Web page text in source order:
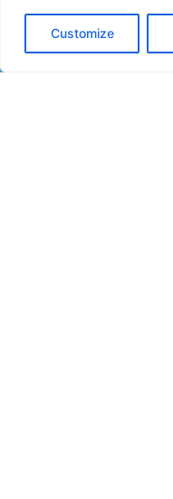
Customize